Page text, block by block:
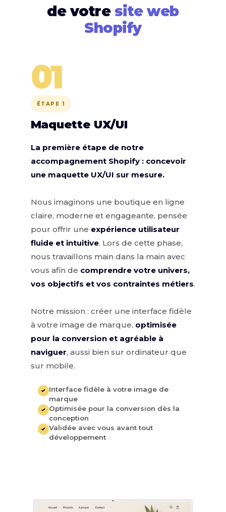
de votre site web
Shopify
01
ÉTAPE 1
Maquette UX/UI
La première étape de notre
accompagnement Shopify : concevoir
une maquette UX/UI sur mesure.
Nous imaginons une boutique en ligne
claire, moderne et engageante, pensée
pour offrir une expérience utilisateur
fluide et intuitive. Lors de cette phase,
nous travaillons main dans la main avec
vous afin de comprendre votre univers,
vos objectifs et vos contraintes métiers.
Notre mission : créer une interface fidèle
à votre image de marque, optimisée
pour la conversion et agréable à
naviguer, aussi bien sur ordinateur que
sur mobile.
✓ Interface fidèle à votre image de
marque
✓ Optimisée pour la conversion dès la
conception
✓ Validée avec vous avant tout
développement